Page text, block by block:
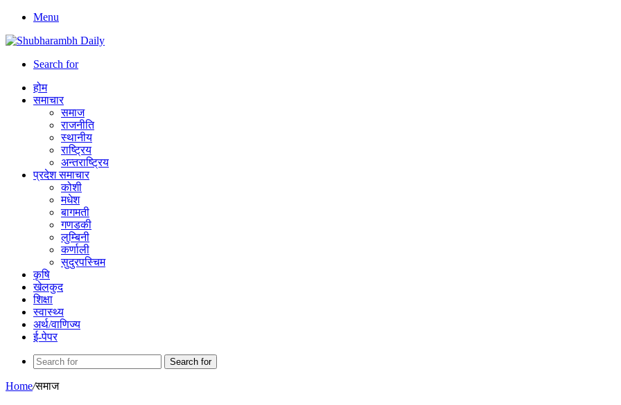
Menu
Search for
होम
समाचार
समाज
राजनीति
स्थानीय
राष्ट्रिय
अन्तराष्ट्रिय
प्रदेश समाचार
कोशी
मधेश
बागमती
गणडकी
लुम्बिनी
कर्णाली
सुदुरपस्चिम
कृषि
खेलकुद
शिक्षा
स्वास्थ्य
अर्थ/वाणिज्य
ई-पेपर
Search for
Home/समाज